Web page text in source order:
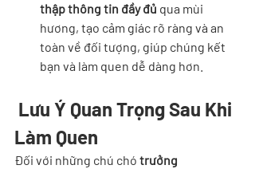
thập thông tin đầy đủ qua mùi
hương, tạo cảm giác rõ ràng và an
toàn về đối tượng, giúp chúng kết
bạn và làm quen dễ dàng hơn.
Làm Quen
Đối với những chú chó trưởng